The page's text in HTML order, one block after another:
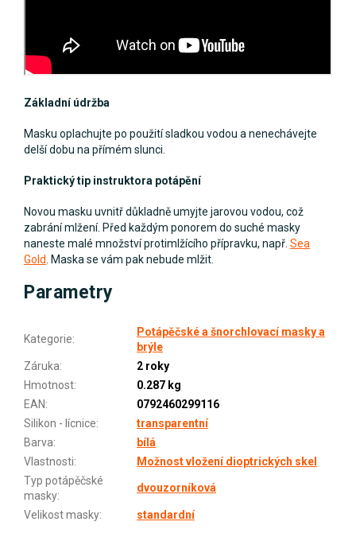
Základní údržba
Masku oplachujte po použití sladkou vodou a nenechávejte
delší dobu na přímém slunci.
Praktický tip instruktora potápění
Novou masku uvnitř důkladně umyjte jarovou vodou, což
zabrání mlžení. Před každým ponorem do suché masky
naneste malé množství protimlžícího přípravku, např. Sea
Gold
. Maska se vám pak nebude mlžit.
Parametry
Kategorie:
Potápěčské a šnorchlovací masky a
brýle
Záruka:
2 roky
Hmotnost:
0.287 kg
EAN:
0792460299116
Silikon - lícnice:
transparentní
Barva:
bílá
Vlastnosti:
Možnost vložení dioptrických skel
Typ potápěčské
masky:
dvouzorníková
Velikost masky: standardní